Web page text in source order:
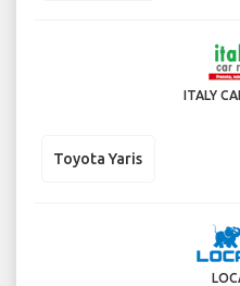
ITALY
Toyota Yaris